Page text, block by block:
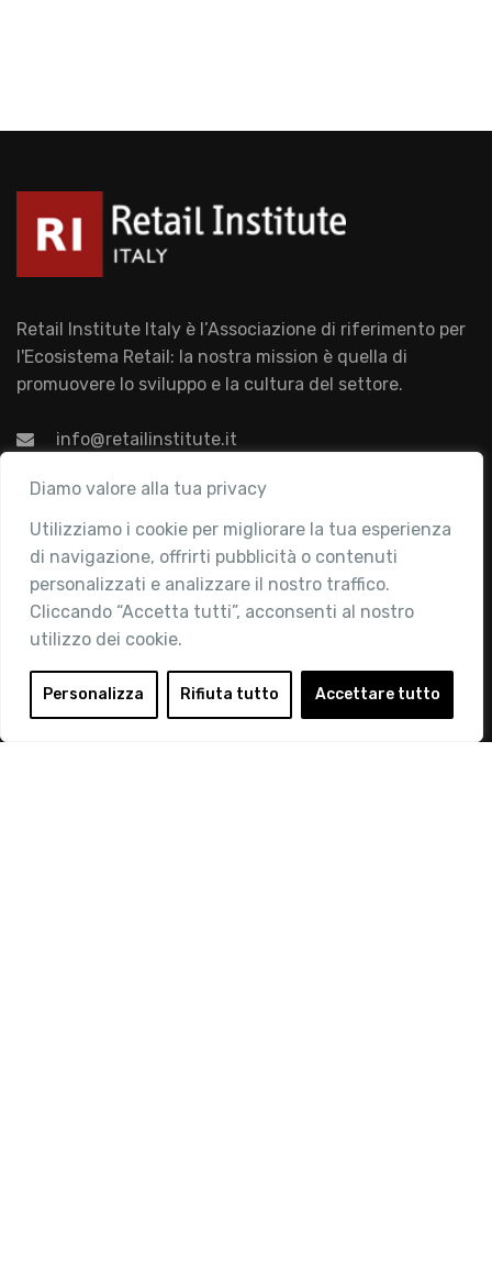
Diamo valore alla tua privacy
Utilizziamo i cookie per migliorare la tua esperienza
di navigazione, offrirti pubblicità o contenuti
personalizzati e analizzare il nostro traffico.
Cliccando “Accetta tutti”, acconsenti al nostro
utilizzo dei cookie.
Personalizza Rifiuta tutto Accettare tutto
Retail Institute Italy è l’Associazione di riferimento per
l'Ecosistema Retail: la nostra mission è quella di
promuovere lo sviluppo e la cultura del settore.
info@retailinstitute.it
Associazione
Chi siamo
Attività
Contatti
Area Riservata
Login
Diventa Socio